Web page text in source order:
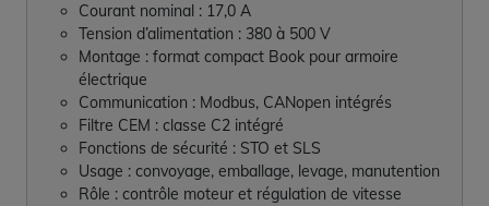
Courant nominal : 17,0 A
Tension d’alimentation : 380 à 500 V
Montage : format compact Book pour armoire
électrique
Communication : Modbus, CANopen intégrés
Filtre CEM : classe C2 intégré
Fonctions de sécurité : STO et SLS
Usage : convoyage, emballage, levage, manutention
Rôle : contrôle moteur et régulation de vitesse